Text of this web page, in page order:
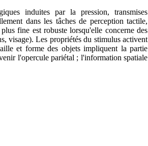
induites par la pression, transmises
dans les tâches de perception tactile,
fine est robuste lorsqu'elle concerne des
visage). Les propriétés du stimulus activent
et forme des objets impliquent la partie
l'opercule pariétal ; l'information spatiale